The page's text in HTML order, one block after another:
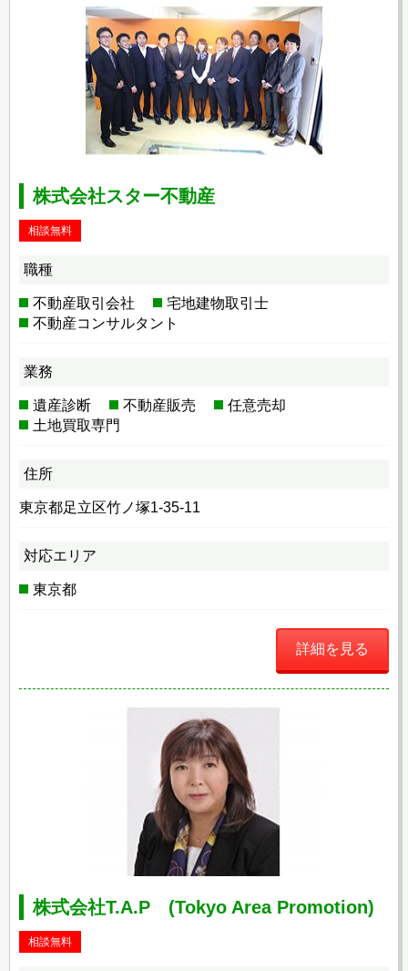
株式会社スター不動産
相談無料
職種
不動産取引会社
宅地建物取引士
不動産コンサルタント
業務
遺産診断 不動産販売
任意売却
土地買取専門
住所
東京都足立区竹ノ塚1-35-11
対応エリア
東京都
詳細を見る
株式会社T.A.P (Tokyo Area Promotion)
相談無料